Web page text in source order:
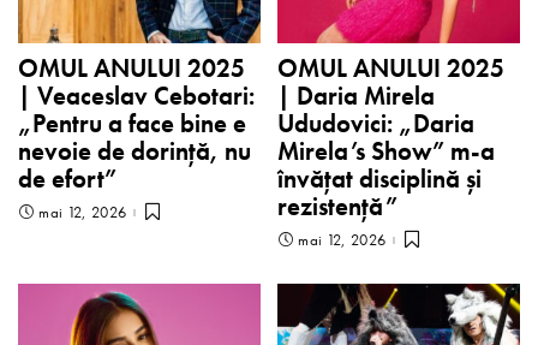
OMUL ANULUI 2025
| Veaceslav Cebotari:
„Pentru a face bine e
nevoie de dorință, nu
de efort”
mai 12, 2026
OMUL ANULUI 2025
| Daria Mirela
Ududovici: „Daria
Mirela’s Show” m-a
învățat disciplină și
rezistență”
mai 12, 2026